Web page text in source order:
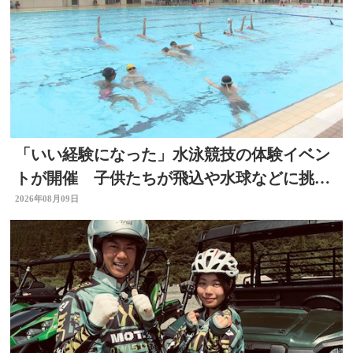
「いい経験になった」水泳競技の体験イベン
トが開催 子供たちが飛込や水球などに挑
戦 大分県別府市
2026年08月09日